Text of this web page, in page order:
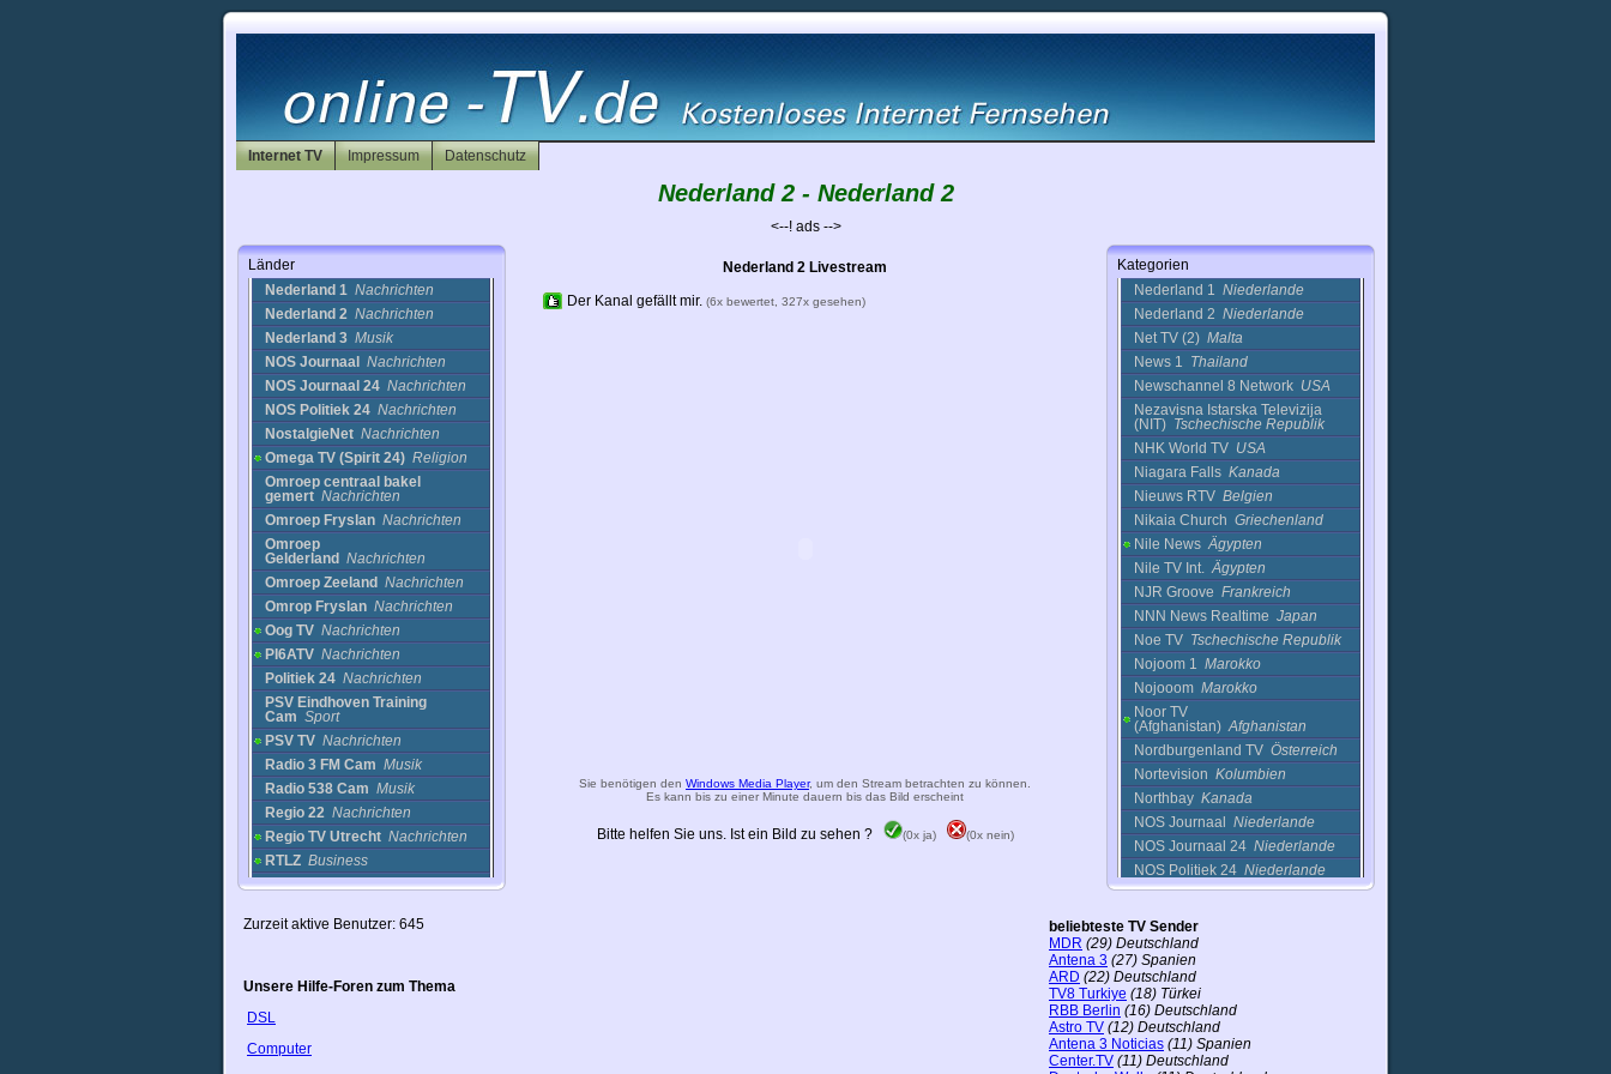
Internet TV Impressum Datenschutz
Nederland 2 - Nederland 2
<--! ads -->
Länder
Amsterdam
(Netherlands) Cams
Kurdistan TV
sonstige
Let?s Dance Show
Unterhaltung
LottoTv Nachrichten
(HQ) Reise
NDTV Imagine
Nederland 1 Nachrichten
Nederland 2 Nachrichten
Nederland 3 Musik
NOS Journaal
Nachrichten
NOS Journaal 24 Nachrichten
NOS Politiek 24 Nachrichten
NostalgieNet Nachrichten
Omega TV (Spirit 24) Religion
Omroep centraal bakel
gemert Nachrichten
Omroep Fryslan Nachrichten
Omroep
Gelderland Nachrichten
Omroep Zeeland Nachrichten
Omrop Fryslan Nachrichten
Oog TV Nachrichten
PI6ATV Nachrichten
Politiek 24 Nachrichten
PSV Eindhoven Training
Cam Sport
PSV TV Nachrichten
Radio 3 FM Cam Musik
Radio 538 Cam Musik
Regio 22 Nachrichten
Regio TV Utrecht Nachrichten
RTLZ Business
RTLZ - Low Band Nachrichten
Rtv channel
RTV Noord Nachrichten
RTV Noord
RTV Oost
Nederland 2 Livestream
Der Kanal gefällt mir. (6x bewertet, 327x gesehen)
Sie benötigen den Windows Media Player, um den Stream betrachten zu können.
Es kann bis zu einer Minute dauern bis das Bild erscheint
Bitte helfen Sie uns. Ist ein Bild zu sehen ? (0x ja) (0x nein)
Kategorien
NBC WeatherPlus+USA
NDTV ImagineNiederlande
Nea TV
Nederland 1 Niederlande
Nederland 2 Niederlande
Net TV (2) Malta
News 1 Thailand
Newschannel 8 Network USA
Nezavisna Istarska Televizija
(NIT) Tschechische Republik
NHK World TV USA
Niagara Falls Kanada
Nieuws RTV Belgien
Nikaia Church Griechenland
Nile NewsÄgypten
Nile TV Int.Ägypten
NJR Groove Frankreich
NNN News Realtime Japan
Noe TV Tschechische Republik
Nojoom 1 Marokko
Nojooom Marokko
Noor TV
(Afghanistan)Afghanistan
Nordburgenland TV Österreich
Nortevision Kolumbien
Northbay Kanada
NOS Journaal Niederlande
NOS Journaal 24 Niederlande
NOS Politiek 24 Niederlande
NostalgieNetNiederlande
Notie Express
Nova Television
Nova Television (2)
NRJ Paris
NRK News TVNorwegen
NRK RogalandNorwegen
NRK3Norwegen
Zurzeit aktive Benutzer: 645
Unsere Hilfe-Foren zum Thema
DSL
Computer
beliebteste TV Sender
MDR (29) Deutschland
Antena 3 (27) Spanien
ARD (22) Deutschland
TV8 Turkiye (18) Türkei
RBB Berlin (16) Deutschland
Astro TV (12) Deutschland
Antena 3 Noticias (11) Spanien
Center.TV (11) Deutschland